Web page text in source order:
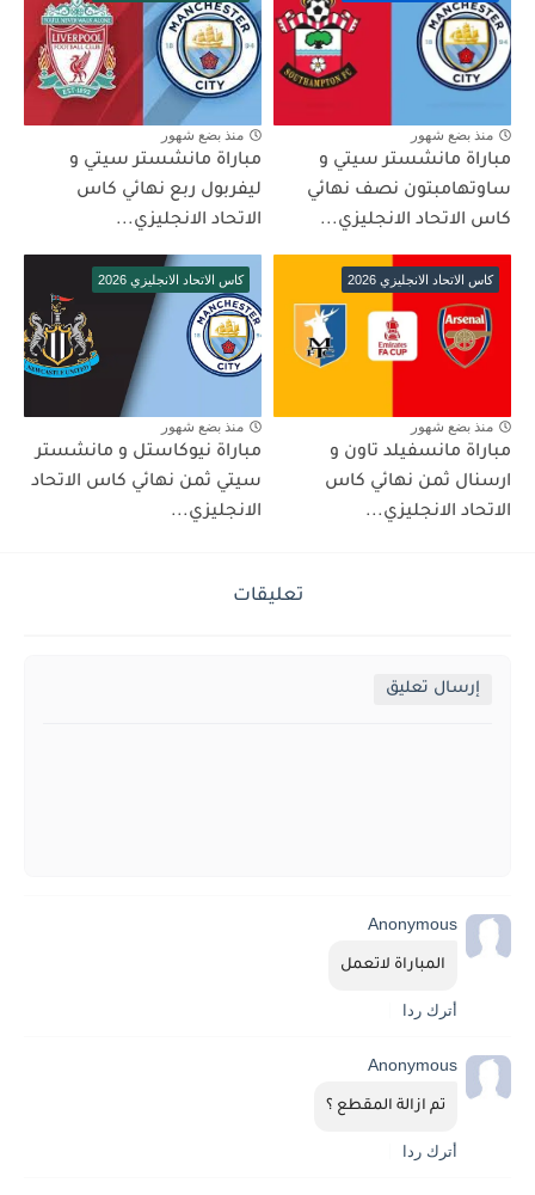
منذ بضع شهور
مباراة مانشستر سيتي و
ساوتهامبتون نصف نهائي
كاس الاتحاد الانجليزي...
منذ بضع شهور
مباراة مانشستر سيتي و
ليفربول ربع نهائي كاس
الاتحاد الانجليزي...
كاس الاتحاد الانجليزي 2026
منذ بضع شهور
مباراة مانسفيلد تاون و
ارسنال ثمن نهائي كاس
الاتحاد الانجليزي...
كاس الاتحاد الانجليزي 2026
منذ بضع شهور
مباراة نيوكاستل و مانشستر
سيتي ثمن نهائي كاس الاتحاد
الانجليزي...
تعليقات
إرسال تعليق
Anonymous
المباراة لاتعمل
أترك ردا
Anonymous
تم ازالة المقطع ؟
أترك ردا